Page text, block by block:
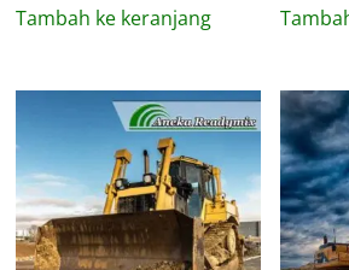
Tambah ke keranjang